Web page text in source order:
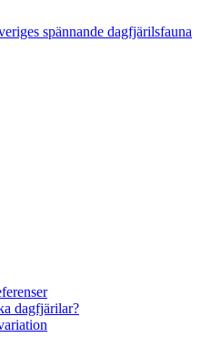
dagfjärilar?